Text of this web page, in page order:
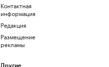
Контактная
информация
Редакция
Размещение
рекламы
Другие